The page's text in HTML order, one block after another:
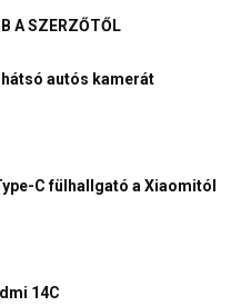
A SZERZŐTŐL
autós kamerát
C fülhallgató a Xiaomitól
14C